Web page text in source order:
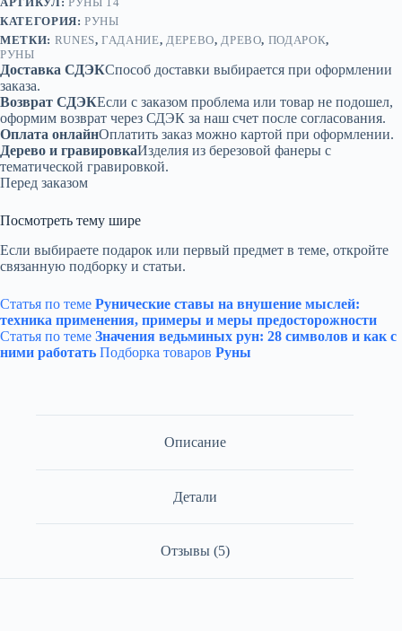
КАТЕГОРИЯ:РУНЫ
МЕТКИ: RUNES,ГАДАНИЕ, ДЕРЕВО,ДРЕВО, ПОДАРОК,
РУНЫ
Доставка СДЭКСпособ доставки выбирается при оформлении
заказа.
Возврат СДЭКЕсли с заказом проблема или товар не подошел,
оформим возврат через СДЭК за наш счет после согласования.
Оплата онлайнОплатить заказ можно картой при оформлении.
Дерево и гравировкаИзделия из березовой фанеры с
тематической гравировкой.
Перед заказом
Посмотреть тему шире
Если выбираете подарок или первый предмет в теме, откройте
связанную подборку и статьи.
Статья по теме Рунические ставы на внушение мыслей:
техника применения, примеры и меры предосторожности
Статья по теме Значения ведьминых рун: 28 символов и как с
ними работать Подборка товаров Руны
Описание
Детали
Отзывы (5)